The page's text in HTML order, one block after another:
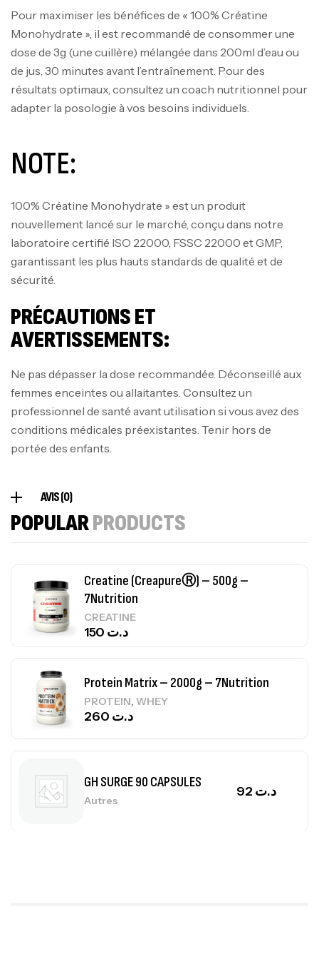
Pour maximiser les bénéfices de « 100% Créatine
Monohydrate », il est recommandé de consommer une
dose de 3g (une cuillère) mélangée dans 200ml d’eau ou
de jus, 30 minutes avant l’entraînement. Pour des
résultats optimaux, consultez un coach nutritionnel pour
adapter la posologie à vos besoins individuels.
NOTE:
100% Créatine Monohydrate » est un produit
nouvellement lancé sur le marché, conçu dans notre
laboratoire certifié ISO 22000, FSSC 22000 et GMP,
garantissant les plus hauts standards de qualité et de
sécurité.
PRÉCAUTIONS ET
AVERTISSEMENTS:
Ne pas dépasser la dose recommandée. Déconseillé aux
femmes enceintes ou allaitantes. Consultez un
professionnel de santé avant utilisation si vous avez des
conditions médicales préexistantes. Tenir hors de
portée des enfants.
AVIS (0)
POPULARPRODUCTS
Biotech USA
CREATINE
100% Pure Whey – 2,27kg – BIOTECHUSA
Autres
د.ت269
Autres
د.ت
Creatine (CreapureⓇ) – 500g –
7Nutrition
CREATINE
د.ت
Protein Matrix – 2000g – 7Nutrition
PROTEIN,WHEY
د.ت
GH SURGE 90 CAPSULES
Autres
د.ت